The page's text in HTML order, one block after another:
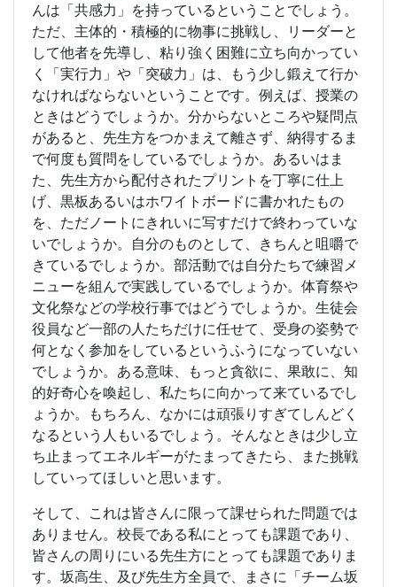
んは「共感力」を持っているということでしょう。
ただ、主体的・積極的に物事に挑戦し、リーダーと
して他者を先導し、粘り強く困難に立ち向かってい
く「実行力」や「突破力」は、もう少し鍛えて行か
なければならないということです。例えば、授業の
ときはどうでしょうか。分からないところや疑問点
があると、先生方をつかまえて離さず、納得するま
で何度も質問をしているでしょうか。あるいはま
た、先生方から配付されたプリントを丁寧に仕上
げ、黒板あるいはホワイトボードに書かれたもの
を、ただノートにきれいに写すだけで終わっていな
いでしょうか。自分のものとして、きちんと咀嚼で
きているでしょうか。部活動では自分たちで練習メ
ニューを組んで実践しているでしょうか。体育祭や
文化祭などの学校行事ではどうでしょうか。生徒会
役員など一部の人たちだけに任せて、受身の姿勢で
何となく参加をしているというふうになっていない
でしょうか。ある意味、もっと貪欲に、果敢に、知
的好奇心を喚起し、私たちに向かって来ているでし
ょうか。もちろん、なかには頑張りすぎてしんどく
なるという人もいるでしょう。そんなときは少し立
ち止まってエネルギーがたまってきたら、また挑戦
していってほしいと思います。
そして、これは皆さんに限って課せられた問題では
ありません。校長である私にとっても課題であり、
皆さんの周りにいる先生方にとっても課題でありま
す。坂高生、及び先生方全員で、まさに「チーム坂